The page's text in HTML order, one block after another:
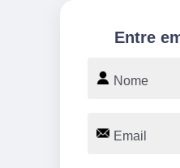
Entre